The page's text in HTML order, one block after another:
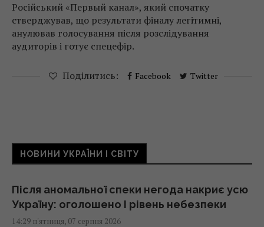
Російський «Первый канал», який спочатку
стверджував, що результати фіналу легітимні,
анулював голосування після розслідування
аудиторів і готує спецефір.
Поділитись: Facebook Twitter
НОВИНИ УКРАЇНИ І СВІТУ
Після аномальної спеки негода накриє усю
Україну: оголошено І рівень небезпеки
14:29 п'ятниця, 07 серпня 2026